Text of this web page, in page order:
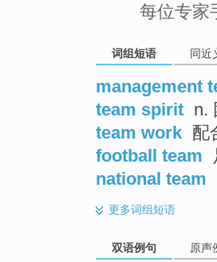
每位专家
词组短语 同近
management
team spirit n.
team work 配
football team
national team
更多词组短语
双语例句 原声